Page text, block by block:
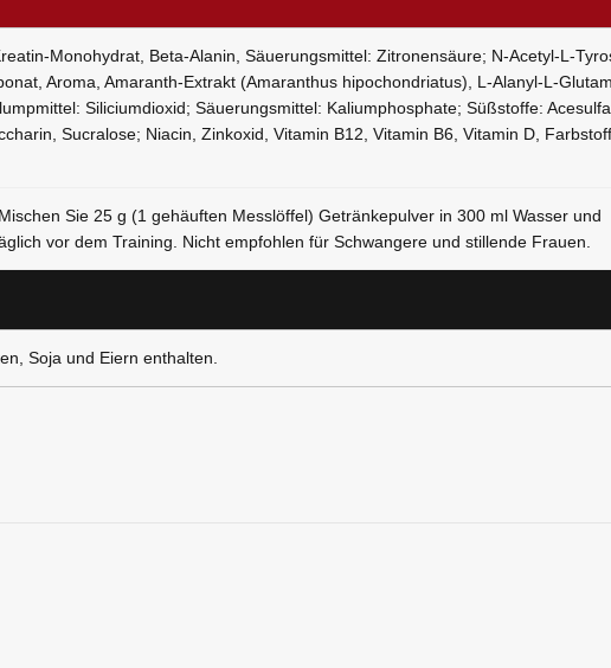
Monohydrat, Beta-Alanin, Säuerungsmittel: Zitronensäure; N-Acetyl-L-
Aroma, Amaranth-Extrakt (Amaranthus hipochondriatus), L-Alanyl-L-
Siliciumdioxid; Säuerungsmittel: Kaliumphosphate; Süßstoffe:
Sucralose; Niacin, Zinkoxid, Vitamin B12, Vitamin B6, Vitamin D,
Sie 25 g (1 gehäuften Messlöffel) Getränkepulver in 300 ml Wasser und
vor dem Training. Nicht empfohlen für Schwangere und stillende Frauen.
Soja und Eiern enthalten.